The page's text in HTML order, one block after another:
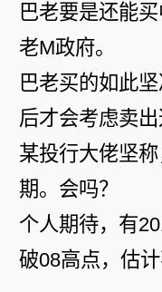
巴老要是还能
老M政府。
巴老买的如此
后才会考虑卖
某投行大佬坚
期。会吗？
个人期待，有
破08高点，估